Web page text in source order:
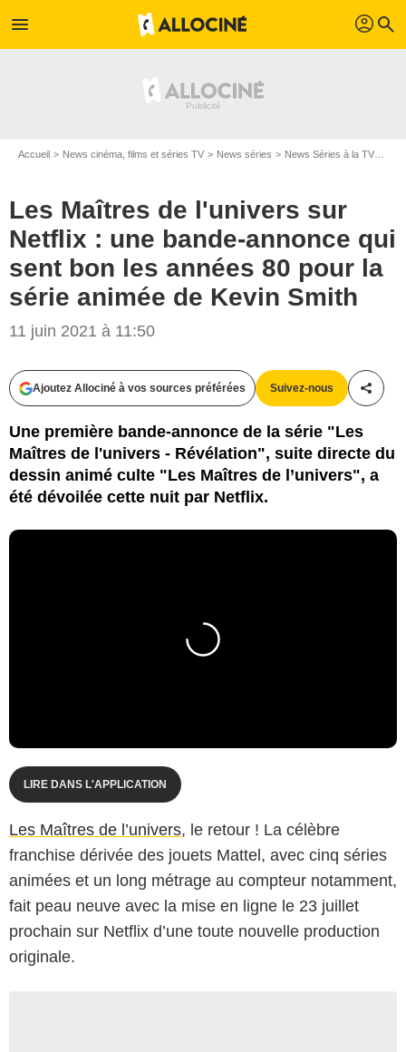
menu profil search
Accueil News cinéma, films et séries TV News séries News Séries à la TV
Les Maîtres de l'univers sur
Netflix : une bande-annonce qui
sent bon les années 80 pour la
série animée de Kevin Smith
11 juin 2021 à 11:50
Ajoutez Allociné à vos sources préférées Suivez-nous
Une première bande-annonce de la série "Les
Maîtres de l'univers - Révélation", suite directe du
dessin animé culte "Les Maîtres de l’univers", a
été dévoilée cette nuit par Netflix.
LIRE DANS L'APPLICATION
Les Maîtres de l’univers, le retour ! La célèbre
franchise dérivée des jouets Mattel, avec cinq séries
animées et un long métrage au compteur notamment,
fait peau neuve avec la mise en ligne le 23 juillet
prochain sur Netflix d’une toute nouvelle production
originale.